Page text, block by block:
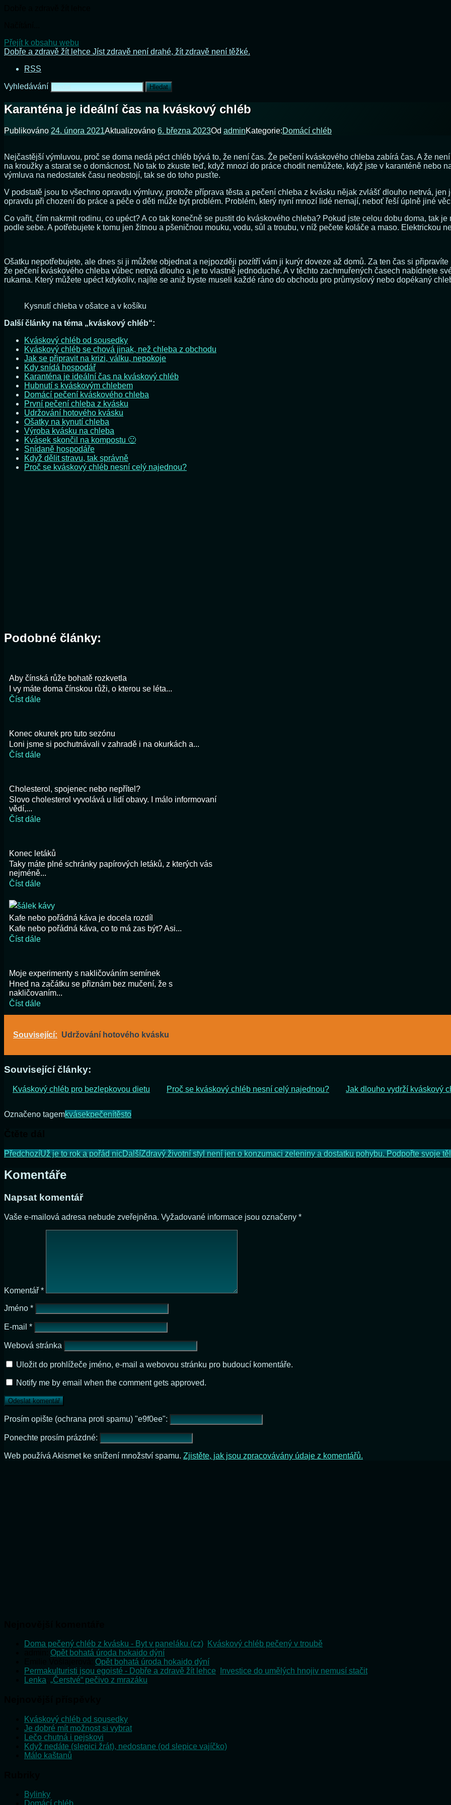
Přejít k obsahu webu
Dobře a zdravě žít lehce Jíst zdravě není drahé, žít zdravě není těžké.
RSS
Vyhledávání
Karanténa je ideální čas na kváskový chléb
Publikováno 24. února 2021Aktualizováno 6. března 2023Od adminKategorie:Domácí chléb
Nejčastější výmluvou, proč se doma nedá péct chléb bývá to, že není čas. Že pečení kváskového chleba zabírá čas. A že
na kroužky a starat se o domácnost. No tak to zkuste teď, když mnozí do práce chodit nemůžete, když jste v karanténě nebo
výmluva na nedostatek času neobstojí, tak se do toho pusťte.
V podstatě jsou to všechno opravdu výmluvy, protože příprava těsta a pečení chleba z kvásku nějak zvlášť dlouho netrvá,
opravdu při chození do práce a péče o děti může být problém. Problém, který nyní mnozí lidé nemají, neboť řeší úplně jiné
Co vařit, čím nakrmit rodinu, co upéct? A co tak konečně se pustit do kváskového chleba? Pokud jste celou dobu doma, tak
podle sebe. A potřebujete k tomu jen žitnou a pšeničnou mouku, vodu, sůl a troubu, v níž pečete koláče a maso. Elektrickou
Ošatku nepotřebujete, ale dnes si ji můžete objednat a nejpozději pozítří vám ji kurýr doveze až domů. Za ten čas si
že pečení kváskového chleba vůbec netrvá dlouho a je to vlastně jednoduché. A v těchto zachmuřených časech nabídnete
rukama. Který můžete upéct kdykoliv, najíte se aniž byste museli každé ráno do obchodu pro průmyslový nebo dopékaný
Kysnutí chleba v ošatce a v košíku
Další články na téma „kváskový chléb“:
Kváskový chléb od sousedky
Kváskový chléb se chová jinak, než chleba z obchodu
Jak se připravit na krizi, válku, nepokoje
Kdy snídá hospodář
Karanténa je ideální čas na kváskový chléb
Hubnutí s kváskovým chlebem
Domácí pečení kváskového chleba
První pečení chleba z kvásku
Udržování hotového kvásku
Ošatky na kynutí chleba
Výroba kvásku na chleba
Kvásek skončil na kompostu 🙁
Snídaně hospodáře
Když dělit stravu, tak správně
Proč se kváskový chléb nesní celý najednou?
Podobné články:
Aby čínská růže bohatě rozkvetla
I vy máte doma čínskou růži, o kterou se léta...
Číst dále
Konec okurek pro tuto sezónu
Loni jsme si pochutnávali v zahradě i na okurkách a...
Číst dále
Cholesterol, spojenec nebo nepřítel?
Slovo cholesterol vyvolává u lidí obavy. I málo informovaní
vědí,...
Číst dále
Konec letáků
Taky máte plné schránky papírových letáků, z kterých vás
nejméně...
Číst dále
Kafe nebo pořádná káva je docela rozdíl
Kafe nebo pořádná káva, co to má zas být? Asi...
Číst dále
Moje experimenty s nakličováním semínek
Hned na začátku se přiznám bez mučení, že s
nakličovaním...
Číst dále
Související: Udržování hotového kvásku
Související články:
Kváskový chléb pro bezlepkovou dietu Proč se kváskový chléb nesní celý najednou? Jak dlouho vydrží kváskový
Označeno tagemkvásekpečenítěsto
PředchozíUž je to rok a pořád nicDalšíZdravý životní styl není jen o konzumaci zeleniny a dostatku pohybu. Podpořte svoje
Komentáře
Napsat komentář
Vaše e-mailová adresa nebude zveřejněna. Vyžadované informace jsou označeny *
Komentář *
Jméno *
E-mail *
Webová stránka
Uložit do prohlížeče jméno, e-mail a webovou stránku pro budoucí komentáře.
Notify me by email when the comment gets approved.
Prosím opište (ochrana proti spamu) "e9f0ee":
Ponechte prosím prázdné:
Web používá Akismet ke snížení množství spamu. Zjistěte, jak jsou zpracovávány údaje z komentářů.
Doma pečený chléb z kvásku - Byt v paneláku (cz)
Kváskový chléb pečený v troubě
Opět bohatá úroda hokaido dýní
Opět bohatá úroda hokaido dýní
Permakulturisti jsou egoisté - Dobře a zdravě žít lehce
Investice do umělých hnojiv nemusí stačit
Lenka „Čerstvé“ pečivo z mrazáku
Kváskový chléb od sousedky
Je dobré mít možnost si vybrat
Lečo chutná i pejskovi
Když nedáte (slepici žrát), nedostane (od slepice vajíčko)
Málo kaštanů
Bylinky